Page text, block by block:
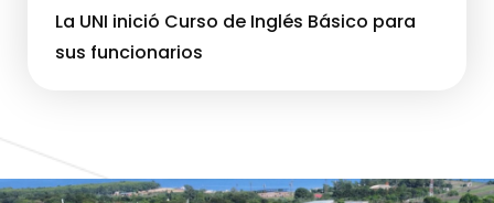
La UNI inició Curso de Inglés Básico para
sus funcionarios